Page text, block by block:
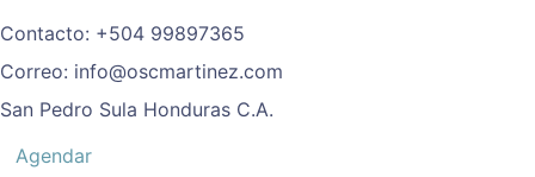
Contacto: +504 99897365
Correo: info@oscmartinez.com
San Pedro Sula Honduras C.A.
Agendar